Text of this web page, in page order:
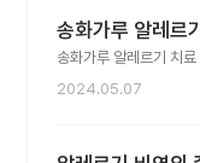
송화가루 알레르
송화가루 알레르기 치
2024.05.07